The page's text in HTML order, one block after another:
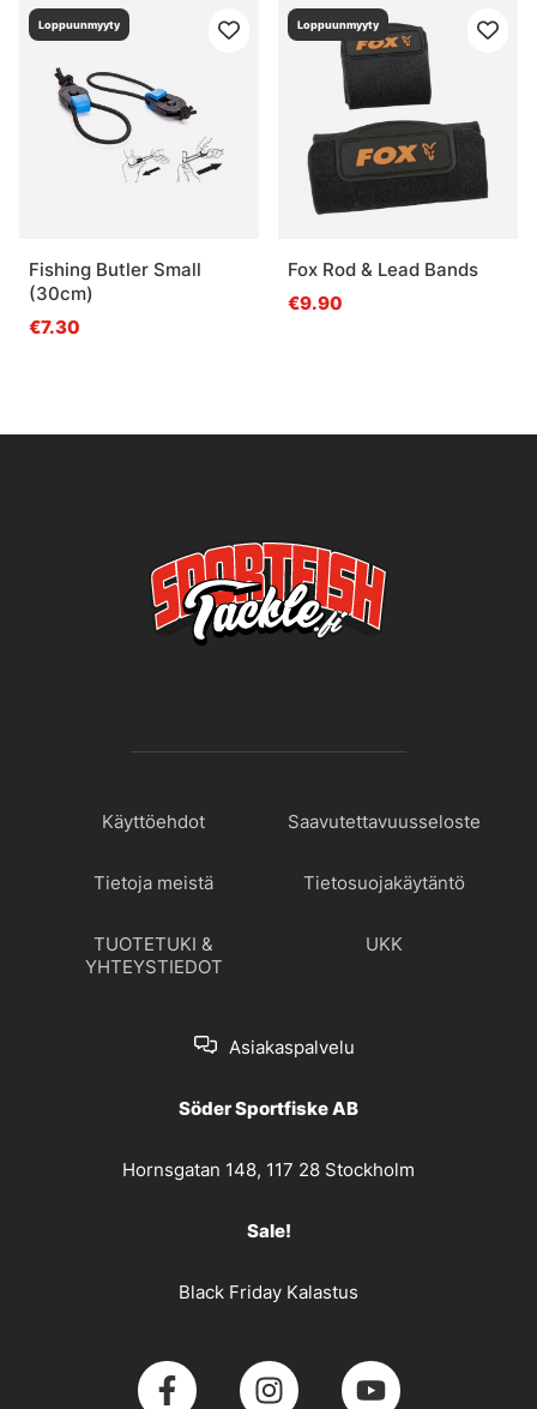
Loppuunmyyty
Fishing Butler Small
(30cm)
€7.30
Loppuunmyyty
Fox Rod & Lead Bands
€9.90
Käyttöehdot Saavutettavuusseloste
Tietoja meistä Tietosuojakäytäntö
TUOTETUKI &
YHTEYSTIEDOT
UKK
Asiakaspalvelu
Söder Sportfiske AB
Hornsgatan 148, 117 28 Stockholm
Sale!
Black Friday Kalastus